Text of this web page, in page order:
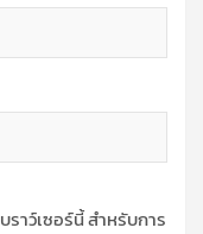
าว์เซอร์นี้ สำหรับการ